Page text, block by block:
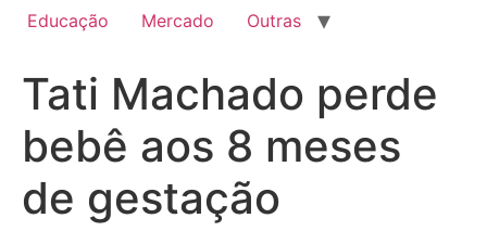
Educação
Mercado Outras
Tati Machado perde
bebê aos 8 meses
de gestação